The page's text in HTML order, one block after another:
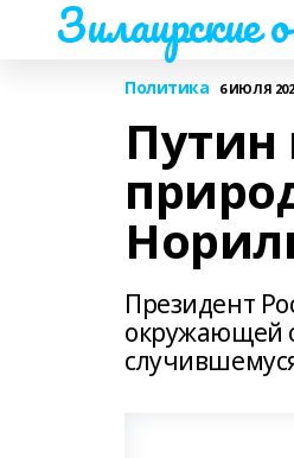
Зилаирские
Политика 6 ИЮЛЯ
Путин
Президент
окружающей